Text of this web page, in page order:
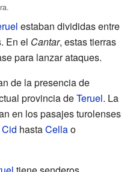
estaban divididas entre
En el Cantar, estas tierras
para lanzar ataques.
de la presencia de
provincia deTeruel. La
en los pasajes turolenses
hastaCellao